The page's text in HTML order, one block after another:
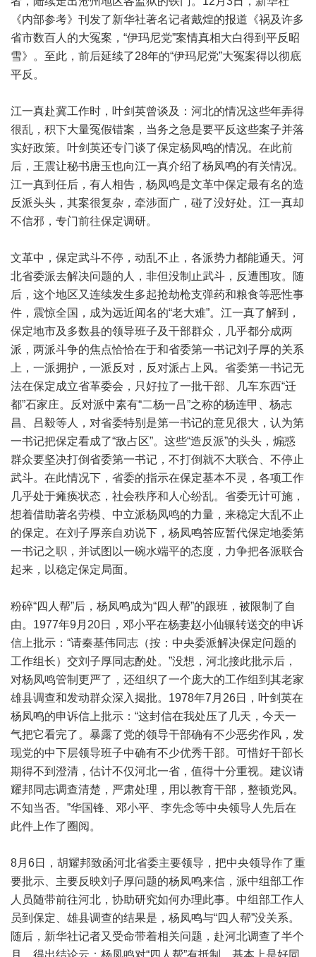
《内部参考》刊发了新华社著名记者戴煌的报道《祸及许多
省市数百人的大冤案，“伊玛尼党”案情真相大白得到平反昭
雪》。至此，前后延续了28年的“伊玛尼党”大冤案得以彻底
平反。
江一真赴冀工作时，叶剑英曾谈及：河北的情况这些年弄得
很乱，积下大量冤假错案，当务之急是要平反这些案子并落
实好政策。叶剑英还专门谈了保定杨凤鸣的情况。在此前
后，王震让秘书唐玉也向江一真介绍了杨凤鸣的有关情况。
江一真到任后，有人相告，杨凤鸣是文革中保定最有名的造
反派头头，其案很复杂，牵涉面广，碰了没好处。江一真却
不信邪，专门前往保定调研。
文革中，保定武斗不停，动乱不止，各派势力都能通天。河
北省委派去解决问题的人，非但没制止武斗，反遭围攻。随
后，这个地区又连续发生多起抢劫枪支弹药和粮食等恶性事
件，震惊全国，成为远近闻名的“老大难”。江一真了解到，
保定地市及多数县的领导班子及干部群众，几乎都分成两
派，两派斗争的焦点恰恰在于和省委第一书记刘子厚的关系
上，一派拥护，一派反对，反对派占上风。省委第一书记无
法在保定成立省革委会，只好拉了一批干部、几车东西“迁
都”石家庄。反对派中素有“二杨一吕”之称的杨连甲、杨志
昌、吕毅等人，对省委特别是第一书记的意见很大，认为第
一书记把保定看成了“敌占区”。这些“造反派”的头头，煽惑
群众要坚决打倒省委第一书记，不打倒就不大联合、不停止
武斗。在此情况下，省委的指示在保定基本不灵，各项工作
几乎处于瘫痪状态，社会秩序和人心纷乱。省委无计可施，
想着借助著名劳模、中立派杨凤鸣的力量，来稳定大乱不止
的保定。在刘子厚亲自劝说下，杨凤鸣答应暂代保定地委第
一书记之职，并试图以一碗水端平的态度，力争把各派联合
起来，以稳定保定局面。
粉碎“四人帮”后，杨凤鸣成为“四人帮”的跟班，被限制了自
由。1977年9月20日，邓小平在杨妻赵小仙辗转送交的申诉
信上批示：“请秦基伟同志（按：中央委派解决保定问题的
工作组长）交刘子厚同志酌处。”没想，河北接此批示后，
对杨凤鸣管制更严了，还组织了一个庞大的工作组到其老家
雄县调查和发动群众深入揭批。1978年7月26日，叶剑英在
杨凤鸣的申诉信上批示：“这封信在我处压了几天，今天一
气把它看完了。暴露了党的领导干部确有不少恶劣作风，发
现党的中下层领导班子中确有不少优秀干部。可惜好干部长
期得不到澄清，估计不仅河北一省，值得十分重视。建议请
耀邦同志调查清楚，严肃处理，用以教育干部，整顿党风。
不知当否。”华国锋、邓小平、李先念等中央领导人先后在
此件上作了圈阅。
8月6日，胡耀邦致函河北省委主要领导，把中央领导作了重
要批示、主要反映刘子厚问题的杨凤鸣来信，派中组部工作
人员随带前往河北，协助研究如何办理此事。中组部工作人
员到保定、雄县调查的结果是，杨凤鸣与“四人帮”没关系。
随后，新华社记者又受命带着相关问题，赴河北调查了半个
月，得出结论云：杨凤鸣对“四人帮”有抵制，基本上是好同